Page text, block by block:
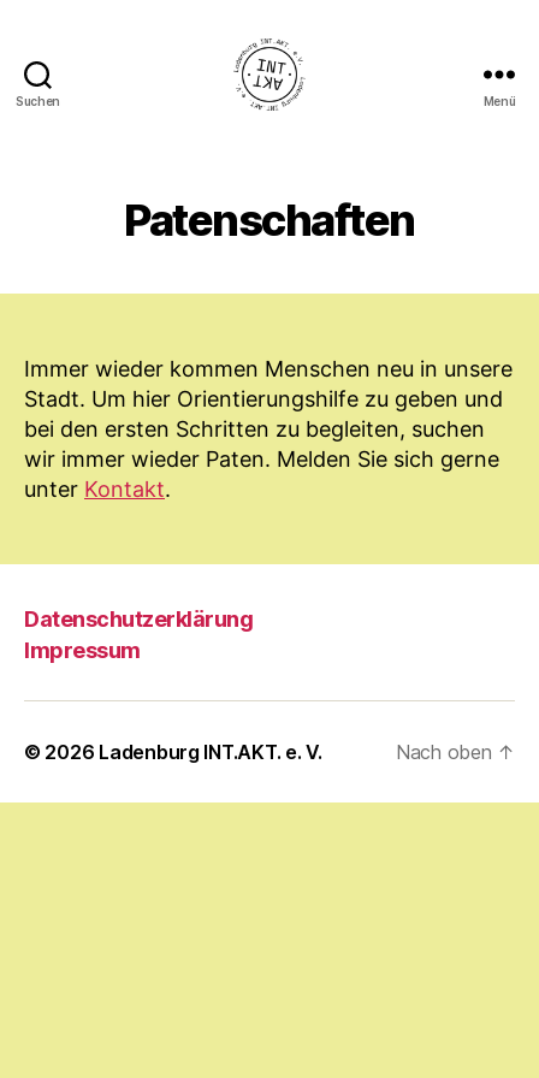
Suchen Menü
Patenschaften
Immer wieder kommen Menschen neu in unsere
Stadt. Um hier Orientierungshilfe zu geben und
bei den ersten Schritten zu begleiten, suchen
wir immer wieder Paten. Melden Sie sich gerne
unter Kontakt.
Datenschutzerklärung
Impressum
© 2026 Ladenburg INT.AKT. e. V. Nach oben ↑